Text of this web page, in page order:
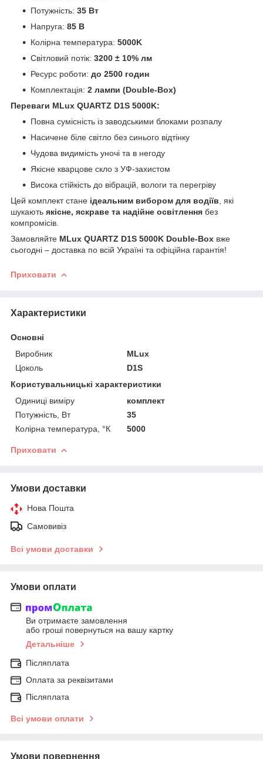
Потужність: 35 Вт
Напруга: 85 В
Колірна температура: 5000K
Світловий потік: 3200 ± 10% лм
Ресурс роботи: до 2500 годин
Комплектація: 2 лампи (Double-Box)
Переваги MLux QUARTZ D1S 5000K:
Повна сумісність із заводськими блоками розпалу
Насичене біле світло без синього відтінку
Чудова видимість уночі та в негоду
Якісне кварцове скло з УФ-захистом
Висока стійкість до вібрацій, вологи та перегріву
Цей комплект стане ідеальним вибором для водіїв , які
шукають якісне, яскраве та надійне освітлення без
компромісів.
Замовляйте MLux QUARTZ D1S 5000K Double-Box вже
сьогодні – доставка по всій Україні та офіційна гарантія!
Приховати
Характеристики
Основні
Виробник
MLux
Цоколь
D1S
Користувальницькі характеристики
Одиниці виміру
комплект
Потужність, Вт
35
Колірна температура, °К
5000
Приховати
Умови доставки
Нова Пошта
Самовивіз
Всі умови доставки
Умови оплати
Ви отримаєте замовлення
або гроші повернуться на вашу картку
Детальніше
Післяплата
Оплата за реквізитами
Післяплата
Всі умови оплати
Умови повернення